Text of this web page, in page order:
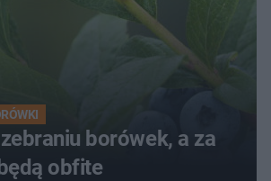
borówek, a za
obfite